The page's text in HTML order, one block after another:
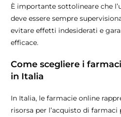
È importante sottolineare che
deve essere sempre
evitare effetti indesiderati e
efficace.
Come scegliere i
in Italia
In Italia, le farmacie online
risorsa per l’acquisto di farmaci